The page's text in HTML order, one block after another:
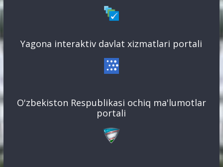
Yagona interaktiv davlat xizmatlari portali
O'zbekiston Respublikasi ochiq ma'lumotlar
portali